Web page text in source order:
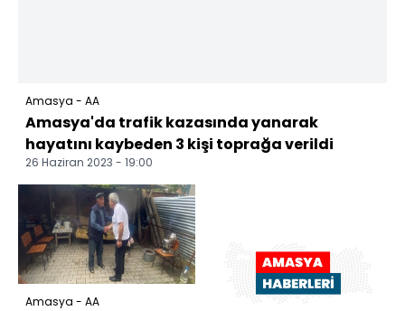
Amasya - AA
Amasya'da trafik kazasında yanarak
hayatını kaybeden 3 kişi toprağa verildi
26 Haziran 2023 - 19:00
Amasya - AA